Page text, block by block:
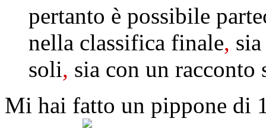
pertanto è possibile
nella classifica finale,
soli, sia con un
Mi hai fatto un pippone di